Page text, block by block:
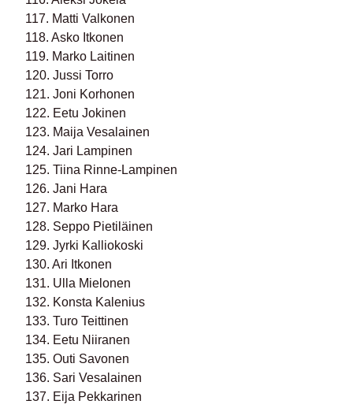
117. Matti Valkonen
118. Asko Itkonen
119. Marko Laitinen
120. Jussi Torro
121. Joni Korhonen
122. Eetu Jokinen
123. Maija Vesalainen
124. Jari Lampinen
125. Tiina Rinne-Lampinen
126. Jani Hara
127. Marko Hara
128. Seppo Pietiläinen
129. Jyrki Kalliokoski
130. Ari Itkonen
131. Ulla Mielonen
132. Konsta Kalenius
133. Turo Teittinen
134. Eetu Niiranen
135. Outi Savonen
136. Sari Vesalainen
137. Eija Pekkarinen